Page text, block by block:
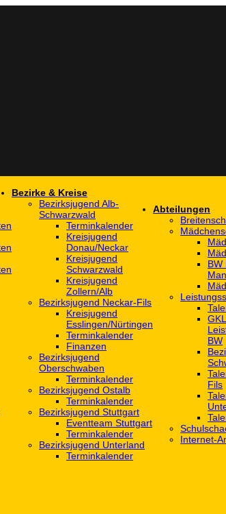
Bezirke & Kreise
Bezirksjugend Alb-
Schwarzwald
Terminkalender
Kreisjugend
Donau/Neckar
Kreisjugend
Schwarzwald
Kreisjugend
Zollern/Alb
Bezirksjugend Neckar-Fils
Kreisjugend
‎Esslingen/Nürtingen
Terminkalender
Finanzen
Bezirksjugend
Oberschwaben
Terminkalender
Bezirksjugend Ostalb
Terminkalender
Bezirksjugend Stuttgart
‎Eventteam Stuttgart
Terminkalender
Bezirksjugend Unterland
Terminkalender
Abteilungen
BW
BW
Fils
Internet-